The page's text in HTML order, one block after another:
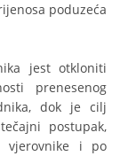
poduzeća
jest otkloniti
prenesenog
dok je cilj
postupak,
vjerovnike i po